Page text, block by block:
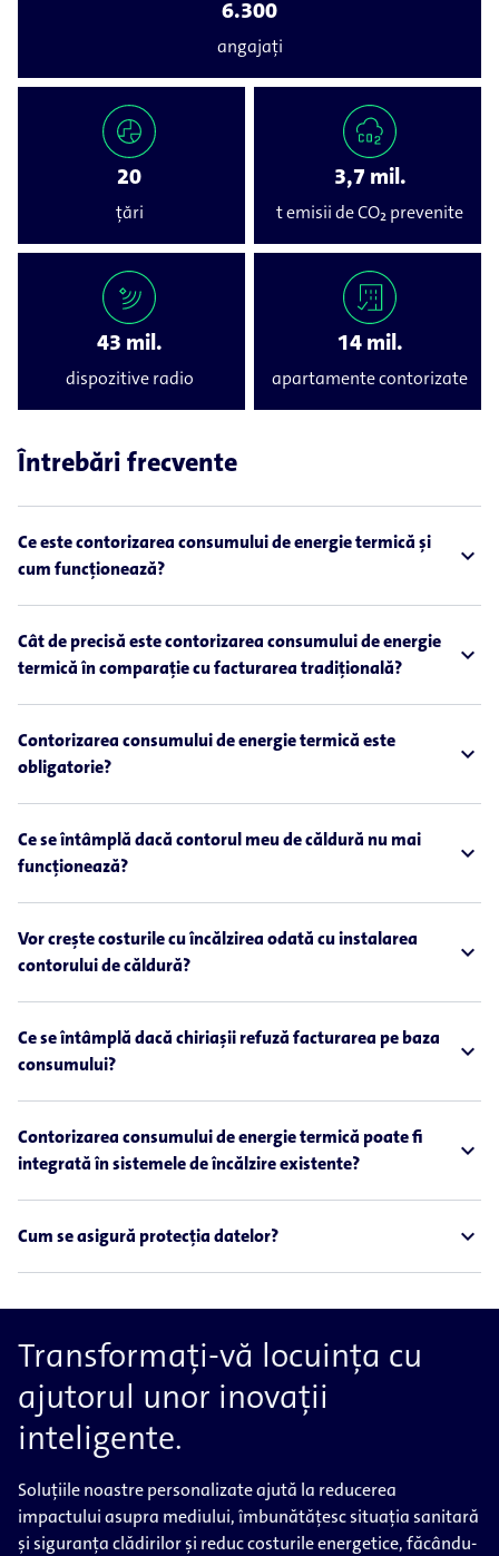
6.300
angajați
20
țări
3,7 mil.
t emisii de CO₂ prevenite
43 mil.
dispozitive radio
14 mil.
apartamente contorizate
Întrebări frecvente
Ce este contorizarea consumului de energie termică și
cum funcționează?
expand_less
Cât de precisă este contorizarea consumului de energie
termică în comparație cu facturarea tradițională?
expand_less
Contorizarea consumului de energie termică este
obligatorie?
expand_less
Ce se întâmplă dacă contorul meu de căldură nu mai
funcționează?
expand_less
Vor crește costurile cu încălzirea odată cu instalarea
contorului de căldură?
expand_less
Ce se întâmplă dacă chiriașii refuză facturarea pe baza
consumului?
expand_less
Contorizarea consumului de energie termică poate fi
integrată în sistemele de încălzire existente?
expand_less
Cum se asigură protecția datelor? expand_less
Transformați-vă locuința cu
ajutorul unor inovații
inteligente.
Soluțiile noastre personalizate ajută la reducerea
impactului asupra mediului, îmbunătățesc situația sanitară
și siguranța clădirilor și reduc costurile energetice, făcându-